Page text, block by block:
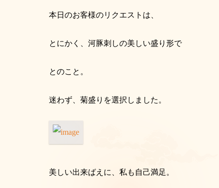
本日のお客様のリクエストは、
とにかく、河豚刺しの美しい盛り形で
とのこと。
迷わず、菊盛りを選択しました。
美しい出来ばえに、私も自己満足。